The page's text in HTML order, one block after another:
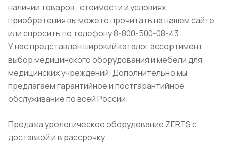
наличии товаров , стоимости и условиях
приобретения вы можете прочитать на нашем сайте
или спросить по телефону 8-800-500-08-43.
У нас представлен широкий каталог ассортимент
выбор медицинского оборудования и мебели для
медицинских учреждений. Дополнительно мы
предлагаем гарантийное и постгарантийное
обслуживание по всей России.
Продажа урологическое оборудование ZERTS с
доставкой и в рассрочку.